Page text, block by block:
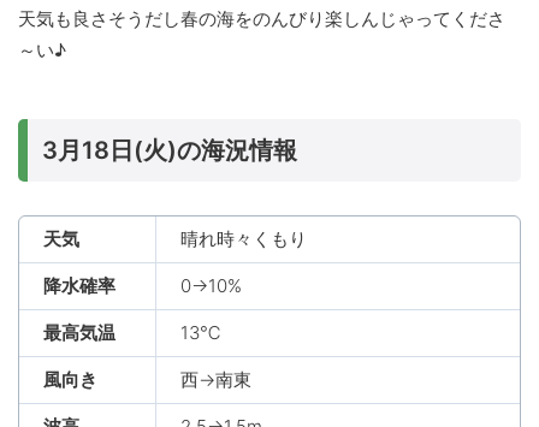
天気も良さそうだし春の海をのんびり楽しんじゃってくださ
～い♪
3月18日(火)の海況情報
天気 晴れ時々くもり
降水確率 0→10%
最高気温 13℃
風向き 西→南東